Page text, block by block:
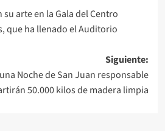
arte en la Gala del Centro
que ha llenado el Auditorio
Siguiente:
Noche de San Juan responsable
50.000 kilos de madera limpia